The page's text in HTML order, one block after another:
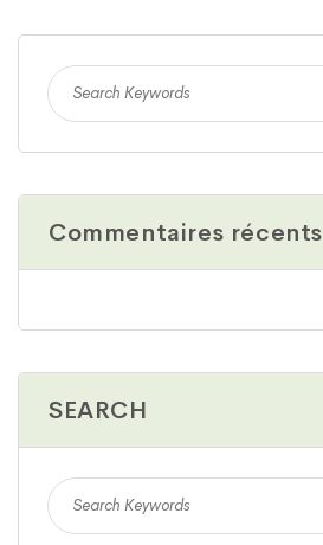
Commentaires récents
SEARCH